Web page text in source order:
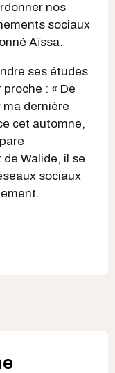
nos
sociaux
Aïssa.
ses études
: « De
dernière
cet automne,
Walide, il se
sociaux